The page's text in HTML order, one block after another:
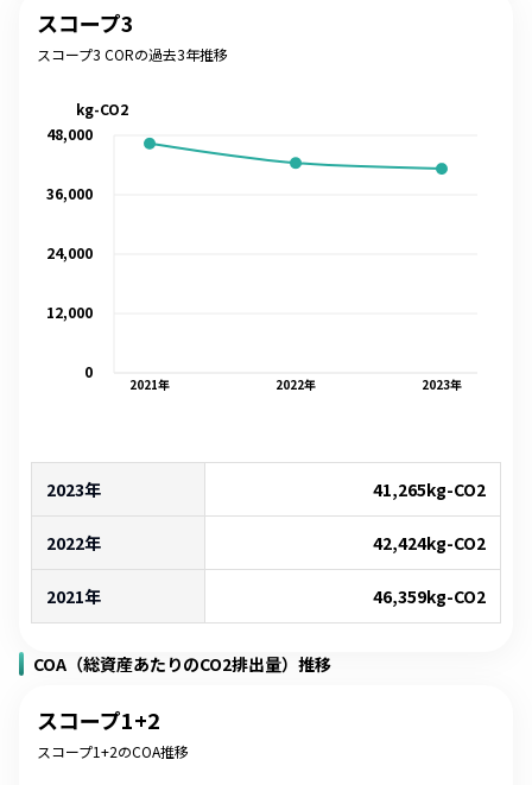
スコープ3
スコープ3 CORの過去3年推移
2021年 2022年 2023年
0
12,000
24,000
36,000
48,000
kg-CO2
2023年 41,265kg-CO2
2022年 42,424kg-CO2
2021年 46,359kg-CO2
COA（総資産あたりのCO2排出量）推移
スコープ1+2
スコープ1+2のCOA推移